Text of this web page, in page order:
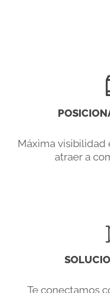
Máxima visibilidad
atraer a
Te conectamos